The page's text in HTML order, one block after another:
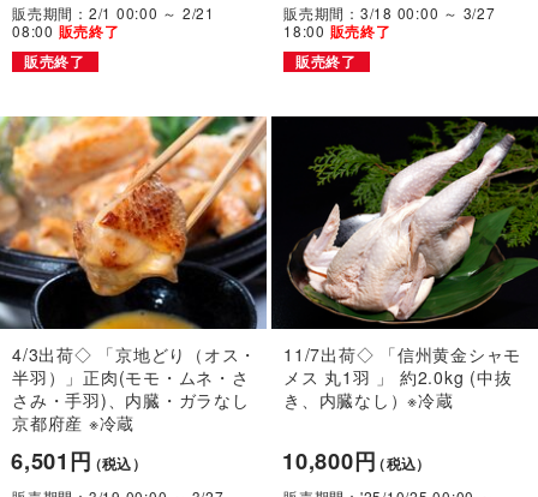
販売期間：2/1 00:00 ～ 2/21
08:00 販売終了
販売終了
販売期間：3/18 00:00 ～ 3/27
18:00 販売終了
販売終了
4/3出荷◇ 「京地どり（オス・
半羽）」正肉(モモ・ムネ・さ
さみ・手羽)、内臓・ガラなし
京都府産 ※冷蔵
6,501円（税込）
11/7出荷◇ 「信州黄金シャモ
メス 丸1羽 」 約2.0kg (中抜
き、内臓なし）※冷蔵
10,800円（税込）